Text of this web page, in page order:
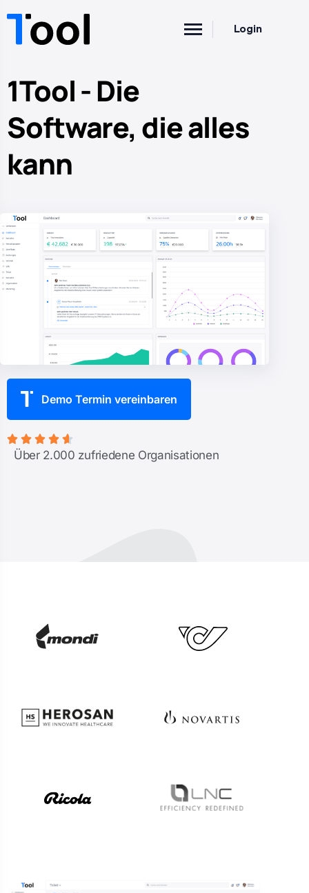
Login
Demo Termin vereinbaren
    
Über 2.000 zufriedene Organisationen
1Tool - Die
Software, die alles
kann